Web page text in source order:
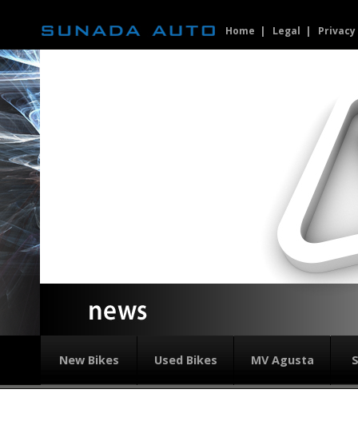
Home Legal
New Bikes Used Bikes MV Agusta